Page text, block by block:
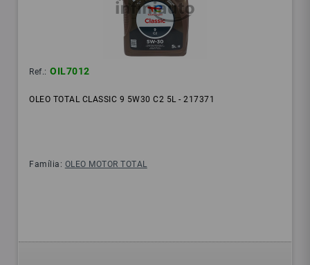
Ref.: OIL7012
OLEO TOTAL CLASSIC 9 5W30 C2 5L - 217371
Família: OLEO MOTOR TOTAL